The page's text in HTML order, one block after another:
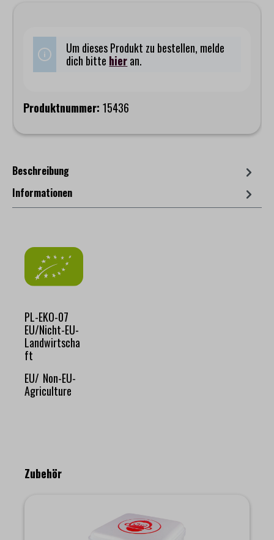
Um dieses Produkt zu bestellen, melde
dich bitte hieran.
Produktnummer:15436
Beschreibung
Informationen
PL-EKO-07
EU/Nicht-EU-
Landwirtscha
ft
EU/ Non-EU-
Agriculture
Produktgalerie überspringen
Zubehör